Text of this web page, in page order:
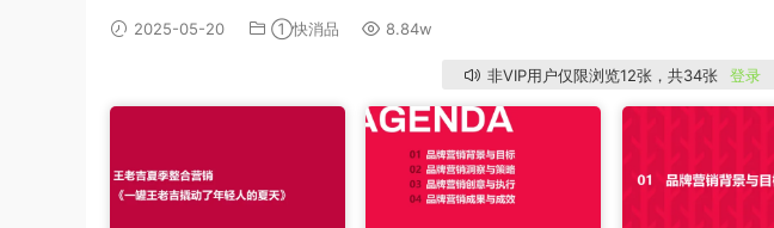
2025-05-20 ①快消品 8.84w
非VIP用户仅限浏览12张，共34张 登录